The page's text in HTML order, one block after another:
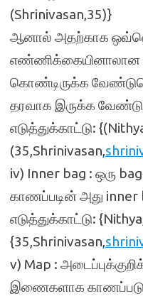
(Shrinivasan,35)}
ஆனால் அதற்காக
எண்ணிக்கையினாலான
கொண்டிருக்க
தரவாக இருக்க
எடுத்துக்காட்டு:
(35,Shrinivasan,
iv) Inner bag : ஒரு
காணப்படின் அது inner
எடுத்துக்காட்டு:
{35,Shrinivasan,
v) Map :
இணைகளாக